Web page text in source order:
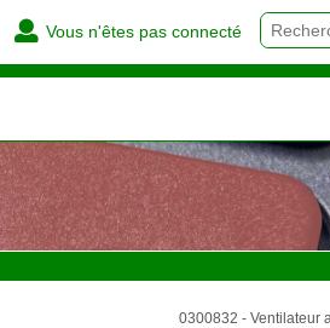
Vous n'êtes pas connecté
0300832 - Ventilateur